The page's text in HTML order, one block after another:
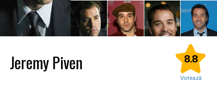
Jeremy Piven 8.8
Votează